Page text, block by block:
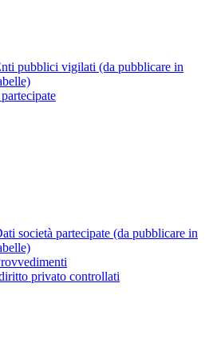
pubblici vigilati (da pubblicare in
società partecipate (da pubblicare in
privato controllati